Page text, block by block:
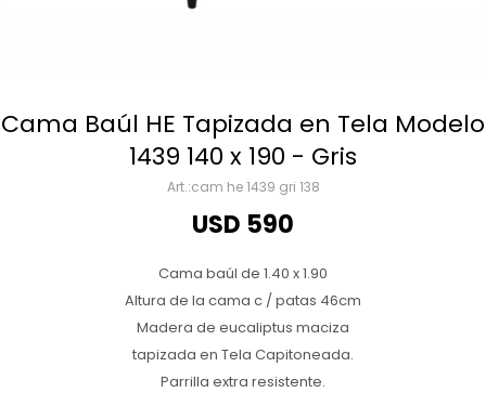
Cama Baúl HE Tapizada en Tela Modelo
1439 140 x 190 - Gris
cam he 1439 gri 138
USD 590
Cama baúl de 1.40 x 1.90
Altura de la cama c / patas 46cm
Madera de eucaliptus maciza
tapizada en Tela Capitoneada.
Parrilla extra resistente.